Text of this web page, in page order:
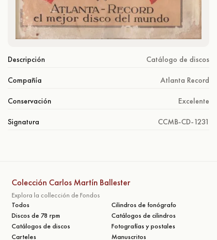
Descripción Catálogo de discos
Compañía Atlanta Record
Conservación Excelente
Signatura CCMB-CD-1231
Colección Carlos Martín Ballester
Explora la collección de Fondos
Todos
Cilindros de fonógrafo
Discos de 78 rpm
Catálogos de cilindros
Catálogos de discos
Fotografías y postales
Carteles
Manuscritos